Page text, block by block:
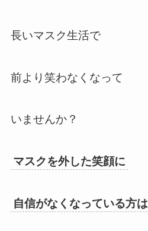
長いマスク生活で
前より笑わなくなって
いませんか？
マスクを外した笑顔に
自信がなくなっている方は